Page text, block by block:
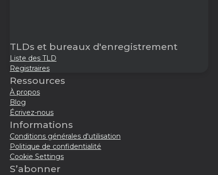
TLDs et bureaux d'enregistrement
Liste des TLD
Registraires
Ressources
À propos
Blog
Écrivez-nous
Informations
Conditions générales d'utilisation
Politique de confidentialité
Cookie Settings
S’abonner